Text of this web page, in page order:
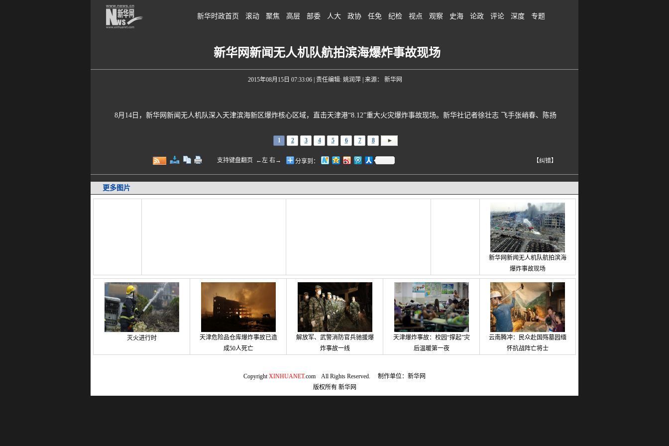
新华时政首页 滚动 聚焦 高层 部委 人大 政协 任免 纪检 视点 观察 史海 论政 评论 深度 专题
新华网新闻无人机队航拍滨海爆炸事故现场
2015年08月15日 07:33:06| 责任编辑: 姚润萍 | 来源： 新华网
8月14日，新华网新闻无人机队深入天津滨海新区爆炸核心区域，直击天津港“8.12”重大火灾爆炸事故现场。新华社记者徐壮志 飞手张峭春、陈扬
1 2 3 4 5 6 7 8
支持键盘翻页 ←左 右→ 分享到： 【纠错】
更多图片
新华网新闻无人机队航拍滨海
爆炸事故现场
灭火进行时
天津危险品仓库爆炸事故已造
成50人死亡
解放军、武警消防官兵驰援爆
炸事故一线
天津爆炸事故：校园“撑起”灾
后温暖第一夜
云南腾冲：民众赴国殇墓园缅
怀抗战阵亡将士
CopyrightXINHUANET.com All Rights Reserved. 制作单位：新华网
版权所有新华网